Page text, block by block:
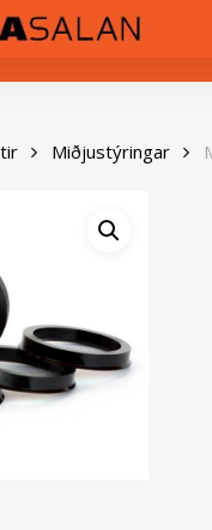
Miðjustýringar